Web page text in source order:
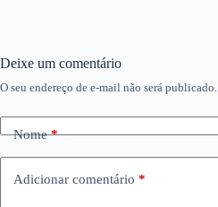
Deixe um comentário
O seu endereço de e-mail não será publicado.
Nome*
Adicionar comentário *